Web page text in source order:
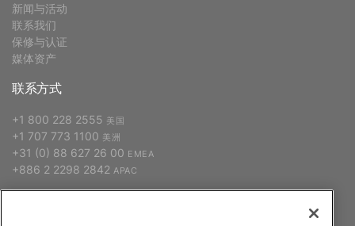
新闻与活动
联系我们
保修与认证
媒体资产
联系方式
+1 800 228 2555 美国
+1 707 773 1100 美洲
+31 (0) 88 627 26 00 EMEA
+886 2 2298 2842 APAC